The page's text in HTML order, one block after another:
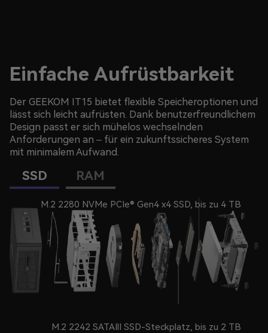
Einfache Aufrüstbarkeit
Der GEEKOM IT15 bietet flexible Speicheroptionen und
lässt sich leicht aufrüsten. Dank benutzerfreundlichem
Design passt er sich mühelos wechselnden
Anforderungen an – für ein zukunftssicheres System
mit minimalem Aufwand.
SSD RAM
M.2 2280 NVMe PCIe® Gen4 x4 SSD, bis zu 4 TB
M.2 2242 SATAIlI SSD-Steckplatz, bis zu 2 TB